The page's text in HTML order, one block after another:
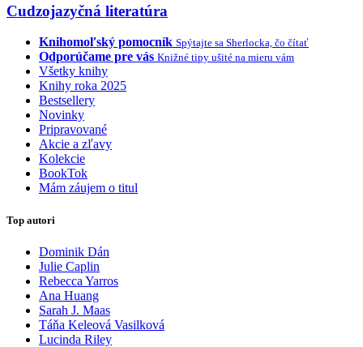
Cudzojazyčná literatúra
Knihomoľský pomocník Spýtajte sa Sherlocka, čo čítať
Odporúčame pre vás Knižné tipy ušité na mieru vám
Všetky knihy
Knihy roka 2025
Bestsellery
Novinky
Pripravované
Akcie a zľavy
Kolekcie
BookTok
Mám záujem o titul
Top autori
Dominik Dán
Julie Caplin
Rebecca Yarros
Ana Huang
Sarah J. Maas
Táňa Keleová Vasilková
Lucinda Riley